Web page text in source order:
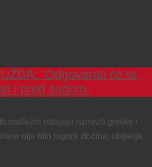
Odgovarati će te
i pred sudom.
nadležni odbijaju ispraviti greške i
nije bilo logora zločina, ubijanja…